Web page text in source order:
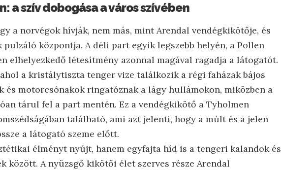
a szív dobogása a város szívében
a norvégok hívják, nem más, mint Arendal vendégkikötője, és
pulzáló központja. A déli part egyik legszebb helyén, a Pollen
elhelyezkedő létesítmény azonnal magával ragadja a látogatót.
a kristálytiszta tenger vize találkozik a régi faházak bájos
és motorcsónakok ringatóznak a lágy hullámokon, miközben a
tárul fel a part mentén. Ez a vendégkikötő a Tyholmen
található, ami azt jelenti, hogy a múlt és a jelen
a látogató szeme előtt.
élményt nyújt, hanem egyfajta híd is a tengeri kalandok és
között. A nyüzsgő kikötői élet szerves része Arendal